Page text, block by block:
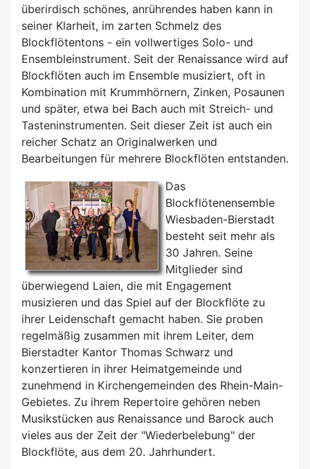
überirdisch schönes, anrührendes haben kann in
seiner Klarheit, im zarten Schmelz des
Blockflötentons - ein vollwertiges Solo- und
Ensembleinstrument. Seit der Renaissance wird auf
Blockflöten auch im Ensemble musiziert, oft in
Kombination mit Krummhörnern, Zinken, Posaunen
und später, etwa bei Bach auch mit Streich- und
Tasteninstrumenten. Seit dieser Zeit ist auch ein
reicher Schatz an Originalwerken und
Bearbeitungen für mehrere Blockflöten entstanden.
Das
Blockflötenensemble
Wiesbaden-Bierstadt
besteht seit mehr als
30 Jahren. Seine
Mitglieder sind
überwiegend Laien, die mit Engagement
musizieren und das Spiel auf der Blockflöte zu
ihrer Leidenschaft gemacht haben. Sie proben
regelmäßig zusammen mit ihrem Leiter, dem
Bierstadter Kantor Thomas Schwarz und
konzertieren in ihrer Heimatgemeinde und
zunehmend in Kirchengemeinden des Rhein-Main-
Gebietes. Zu ihrem Repertoire gehören neben
Musikstücken aus Renaissance und Barock auch
vieles aus der Zeit der "Wiederbelebung" der
Blockflöte, aus dem 20. Jahrhundert.